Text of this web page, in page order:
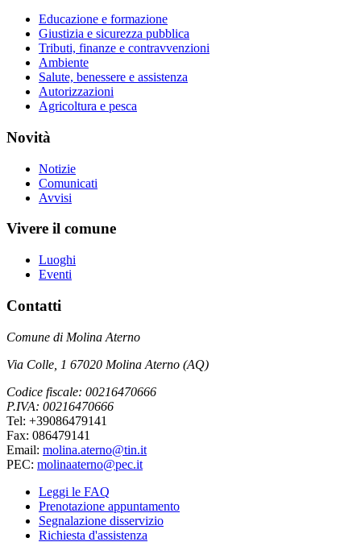
Educazione e formazione
Giustizia e sicurezza pubblica
Tributi, finanze e contravvenzioni
Ambiente
Salute, benessere e assistenza
Autorizzazioni
Agricoltura e pesca
Novità
Notizie
Comunicati
Avvisi
Vivere il comune
Luoghi
Eventi
Contatti
Comune di Molina Aterno
Via Colle, 1 67020 Molina Aterno (AQ)
Codice fiscale: 00216470666
P.IVA: 00216470666
Tel: +39086479141
Fax: 086479141
Email: molina.aterno@tin.it
PEC: molinaaterno@pec.it
Leggi le FAQ
Prenotazione appuntamento
Segnalazione disservizio
Richiesta d'assistenza